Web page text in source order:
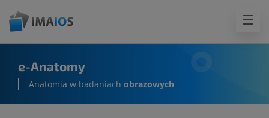
e-Anatomy
Anatomia w badaniach obrazowych